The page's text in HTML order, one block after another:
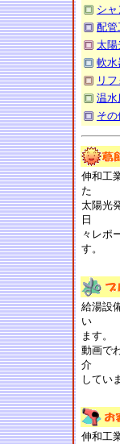
シ
配管
太陽
軟水
リ
温水
そ
伸和工
た
太陽光
日
々レポ
す。
給湯設
い
ます。
動画で
介
してい
伸和工